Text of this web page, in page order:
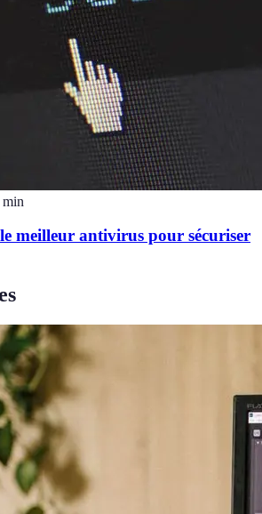
min
meilleur antivirus pour sécuriser